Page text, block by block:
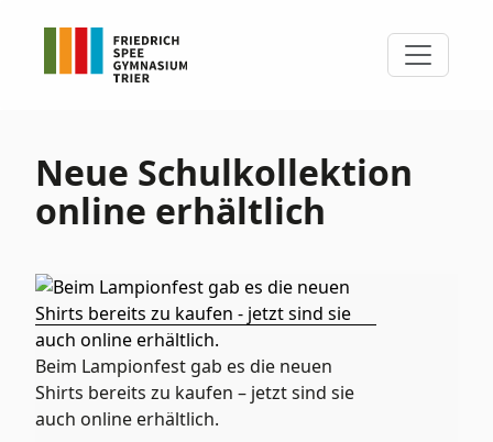
Neue Schulkollektion
online erhältlich
Beim Lampionfest gab es die neuen
Shirts bereits zu kaufen – jetzt sind sie
auch online erhältlich.